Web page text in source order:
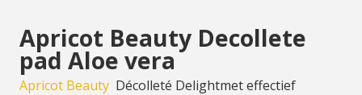
Apricot Beauty Decollete
pad Aloe vera
Apricot Beauty Décolleté Delightmet effectief